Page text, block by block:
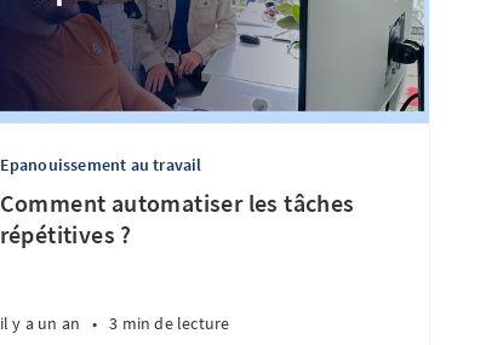
Epanouissement au travail
Comment automatiser les tâches
répétitives ?
il y a un an • 3 min de lecture